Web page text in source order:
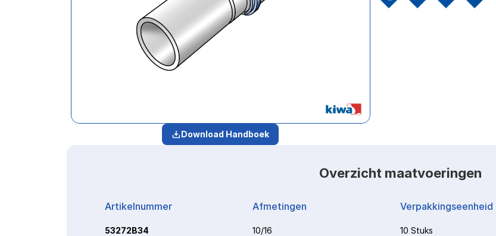
Download Handboek
Overzicht maatvoeringen
Artikelnummer Afmetingen Verpakkingseenheid
53272B34 10/16 10 Stuks